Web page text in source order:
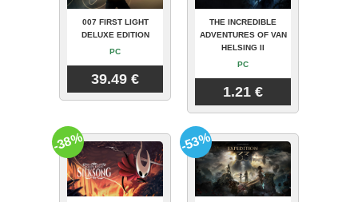
007 FIRST LIGHT
DELUXE EDITION
PC
39.49 €
THE INCREDIBLE
ADVENTURES OF VAN
HELSING II
PC
1.21 €
-38% -53%